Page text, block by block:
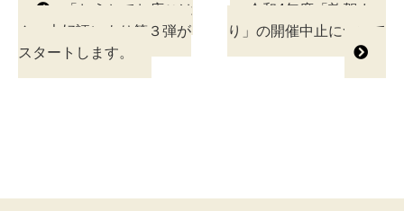
投
稿
ナ
「おうちでお店ごは
ん」大好評により第３弾が
スタートします。
令和4年度「敦賀まつ
り」の開催中止について